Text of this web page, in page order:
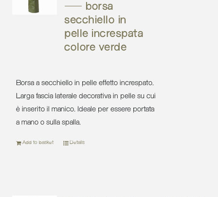
– borsa
secchiello in
pelle increspata
colore verde
Borsa a secchiello in pelle effetto increspato.
Larga fascia laterale decorativa in pelle su cui
è inserito il manico. Ideale per essere portata
a mano o sulla spalla.
Add to basket Details